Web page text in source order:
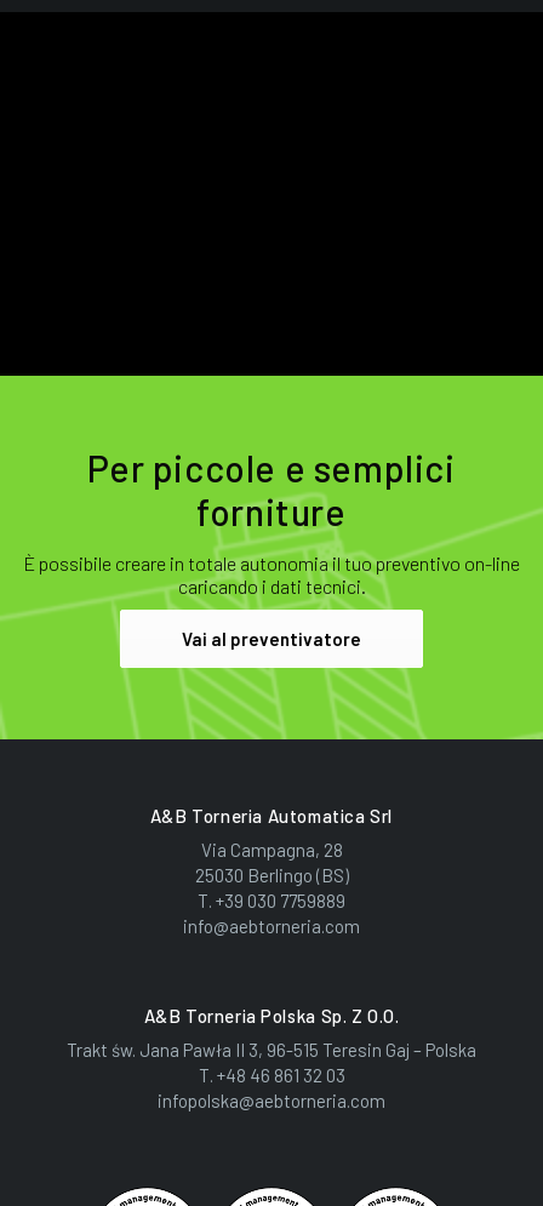
Per piccole e semplici
forniture
È possibile creare in totale autonomia il tuo preventivo on-line
caricando i dati tecnici.
Vai al preventivatore
A&B Torneria Automatica Srl
Via Campagna, 28
25030 Berlingo (BS)
T. +39 030 7759889
info@aebtorneria.com
A&B Torneria Polska Sp. Z O.o.
Trakt św. Jana Pawła II 3, 96-515 Teresin Gaj – Polska
T. +48 46 861 32 03
infopolska@aebtorneria.com